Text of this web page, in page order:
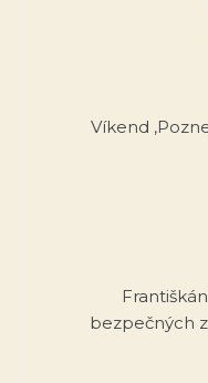
Víkend
bezpečných